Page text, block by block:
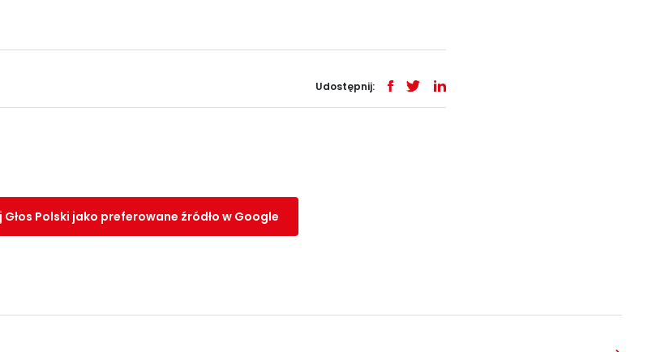
Udostępnij:
Głos Polski jako preferowane źródło w Google